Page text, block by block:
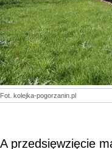
Fot. kolejka-pogorzanin.pl
A przedsięwzięcie